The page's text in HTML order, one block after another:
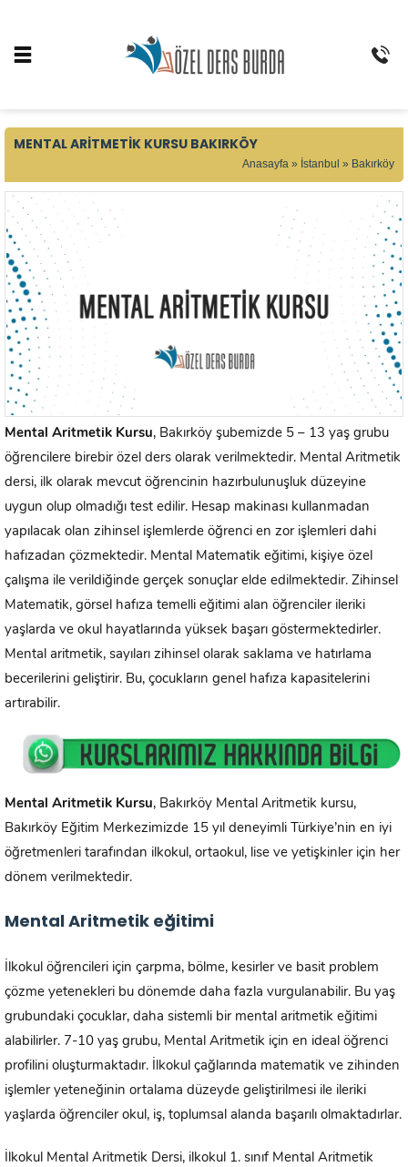
MENTAL ARITMETIK KURSU BAKIRKÖY
Anasayfa » İstanbul » Bakırköy
Mental Aritmetik Kursu, Bakırköy şubemizde 5 – 13 yaş grubu
öğrencilere birebir özel ders olarak verilmektedir. Mental Aritmetik
dersi, ilk olarak mevcut öğrencinin hazırbulunuşluk düzeyine
uygun olup olmadığı test edilir. Hesap makinası kullanmadan
yapılacak olan zihinsel işlemlerde öğrenci en zor işlemleri dahi
hafızadan çözmektedir. Mental Matematik eğitimi, kişiye özel
çalışma ile verildiğinde gerçek sonuçlar elde edilmektedir. Zihinsel
Matematik, görsel hafıza temelli eğitimi alan öğrenciler ileriki
yaşlarda ve okul hayatlarında yüksek başarı göstermektedirler.
Mental aritmetik, sayıları zihinsel olarak saklama ve hatırlama
becerilerini geliştirir. Bu, çocukların genel hafıza kapasitelerini
artırabilir.
Mental Aritmetik Kursu, Bakırköy Mental Aritmetik kursu,
Bakırköy Eğitim Merkezimizde 15 yıl deneyimli Türkiye’nin en iyi
öğretmenleri tarafından ilkokul, ortaokul, lise ve yetişkinler için her
dönem verilmektedir.
Mental Aritmetik eğitimi
İlkokul öğrencileri için çarpma, bölme, kesirler ve basit problem
çözme yetenekleri bu dönemde daha fazla vurgulanabilir. Bu yaş
grubundaki çocuklar, daha sistemli bir mental aritmetik eğitimi
alabilirler. 7-10 yaş grubu, Mental Aritmetik için en ideal öğrenci
profilini oluşturmaktadır. İlkokul çağlarında matematik ve zihinden
işlemler yeteneğinin ortalama düzeyde geliştirilmesi ile ileriki
yaşlarda öğrenciler okul, iş, toplumsal alanda başarılı olmaktadırlar.
İlkokul Mental Aritmetik Dersi, ilkokul 1. sınıf Mental Aritmetik